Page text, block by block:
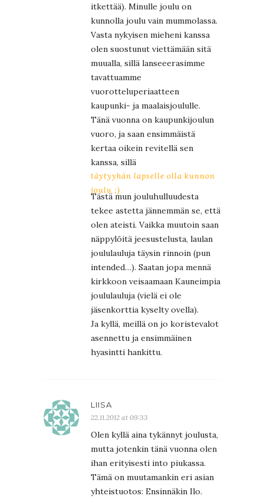
itkettää). Minulle joulu on
kunnolla joulu vain mummolassa.
Vasta nykyisen mieheni kanssa
olen suostunut viettämään sitä
muualla, sillä lanseeerasimme
tavattuamme
vuorotteluperiaatteen
kaupunki- ja maalaisjoululle.
Tänä vuonna on kaupunkijoulun
vuoro, ja saan ensimmäistä
kertaa oikein revitellä sen
kanssa, sillä
täytyyhän lapselle olla kunnon
joulu ;)
Tästä mun jouluhulluudesta
tekee astetta jännemmän se, että
olen ateisti. Vaikka muutoin saan
näppylöitä jeesustelusta, laulan
joululauluja täysin rinnoin (pun
intended…). Saatan jopa mennä
kirkkoon veisaamaan Kauneimpia
joululauluja (vielä ei ole
jäsenkorttia kyselty ovella).
Ja kyllä, meillä on jo koristevalot
asennettu ja ensimmäinen
hyasintti hankittu.
LIISA
22.11.2012 at 09:33
Olen kyllä aina tykännyt joulusta,
mutta jotenkin tänä vuonna olen
ihan erityisesti into piukassa.
Tämä on muutamankin eri asian
yhteistuotos: Ensinnäkin Ilo.